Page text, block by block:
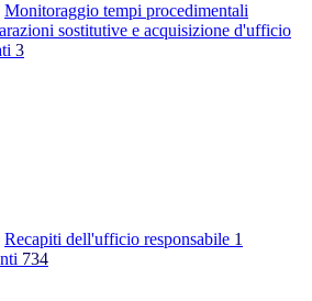
Monitoraggio tempi procedimentali
sostitutive e acquisizione d'ufficio
3
Recapiti dell'ufficio responsabile 1
734